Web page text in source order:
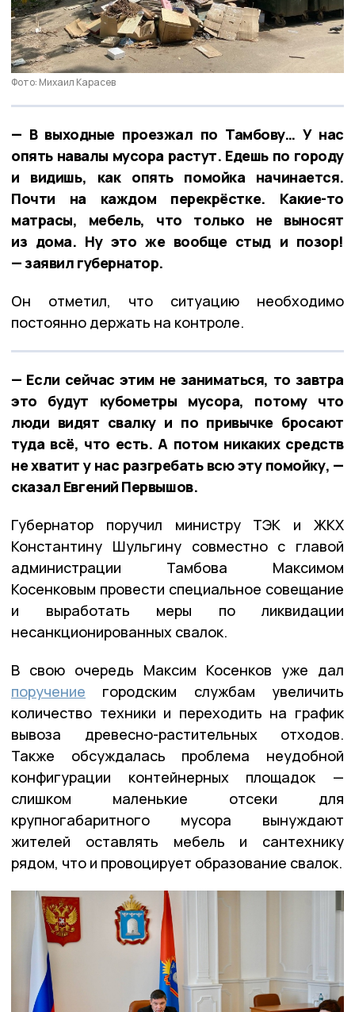
Фото: Михаил Карасев
— В выходные проезжал по Тамбову… У нас
опять навалы мусора растут. Едешь по городу
и видишь, как опять помойка начинается.
Почти на каждом перекрёстке. Какие-то
матрасы, мебель, что только не выносят
из дома. Ну это же вообще стыд и позор!
— заявил губернатор.
Он отметил, что ситуацию необходимо
постоянно держать на контроле.
— Если сейчас этим не заниматься, то завтра
это будут кубометры мусора, потому что
люди видят свалку и по привычке бросают
туда всё, что есть. А потом никаких средств
не хватит у нас разгребать всю эту помойку, —
сказал Евгений Первышов.
Губернатор поручил министру ТЭК и ЖКХ
Константину Шульгину совместно с главой
администрации Тамбова Максимом
Косенковым провести специальное совещание
и выработать меры по ликвидации
несанкционированных свалок.
В свою очередь Максим Косенков уже дал
поручение городским службам увеличить
количество техники и переходить на график
вывоза древесно-растительных отходов.
Также обсуждалась проблема неудобной
конфигурации контейнерных площадок —
слишком маленькие отсеки для
крупногабаритного мусора вынуждают
жителей оставлять мебель и сантехнику
рядом, что и провоцирует образование свалок.